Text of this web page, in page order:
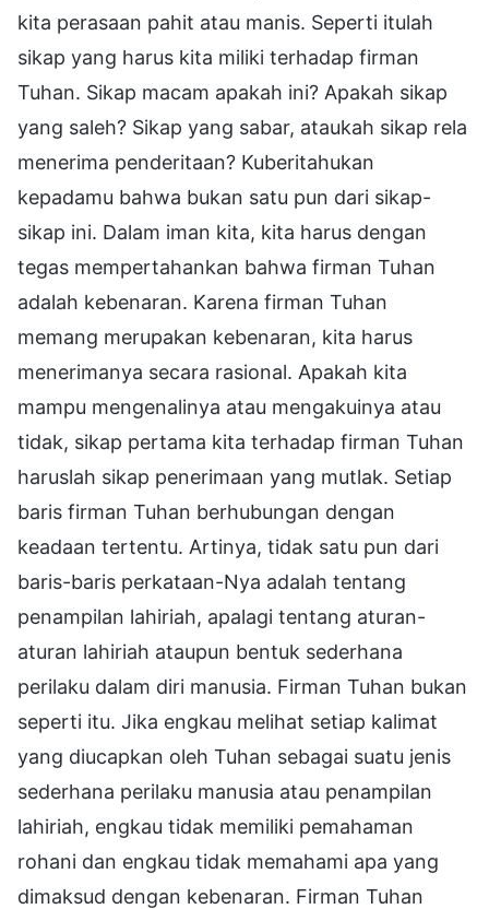
kita perasaan pahit atau manis. Seperti itulah
sikap yang harus kita miliki terhadap firman
Tuhan. Sikap macam apakah ini? Apakah sikap
yang saleh? Sikap yang sabar, ataukah sikap rela
menerima penderitaan? Kuberitahukan
kepadamu bahwa bukan satu pun dari sikap-
sikap ini. Dalam iman kita, kita harus dengan
tegas mempertahankan bahwa firman Tuhan
adalah kebenaran. Karena firman Tuhan
memang merupakan kebenaran, kita harus
menerimanya secara rasional. Apakah kita
mampu mengenalinya atau mengakuinya atau
tidak, sikap pertama kita terhadap firman Tuhan
haruslah sikap penerimaan yang mutlak. Setiap
baris firman Tuhan berhubungan dengan
keadaan tertentu. Artinya, tidak satu pun dari
baris-baris perkataan-Nya adalah tentang
penampilan lahiriah, apalagi tentang aturan-
aturan lahiriah ataupun bentuk sederhana
perilaku dalam diri manusia. Firman Tuhan bukan
seperti itu. Jika engkau melihat setiap kalimat
yang diucapkan oleh Tuhan sebagai suatu jenis
sederhana perilaku manusia atau penampilan
lahiriah, engkau tidak memiliki pemahaman
rohani dan engkau tidak memahami apa yang
dimaksud dengan kebenaran. Firman Tuhan